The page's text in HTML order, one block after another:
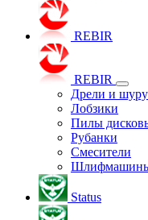
REBIR
REBIR
Дрели и
Лобзики
Пилы
Рубанки
Смесители
Шлифмашины
Status